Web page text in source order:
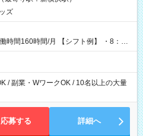
ズ
/月 【シフト例】 ・8：00
/ 副業・WワークOK / 10名以上の大量
応募する 詳細へ